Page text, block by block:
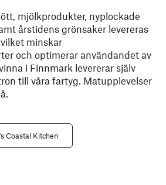
mjölkprodukter, nyplockade
årstidens grönsaker levereras
minskar
och optimerar användandet av
i Finnmark levererar själv
till våra fartyg. Matupplevelser
Coastal Kitchen